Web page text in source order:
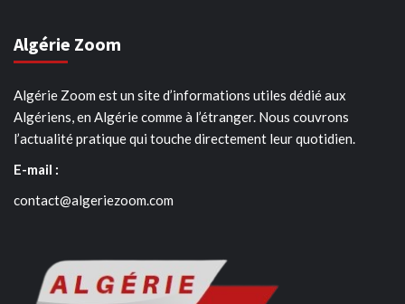
Algérie Zoom
Algérie Zoom est un site d’informations utiles dédié aux
Algériens, en Algérie comme à l’étranger. Nous couvrons
l’actualité pratique qui touche directement leur quotidien.
E-mail :
contact@algeriezoom.com